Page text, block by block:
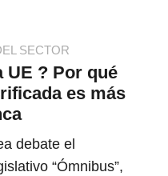
SECTOR
UE ? Por qué
es más
debate el
“Ómnibus”,